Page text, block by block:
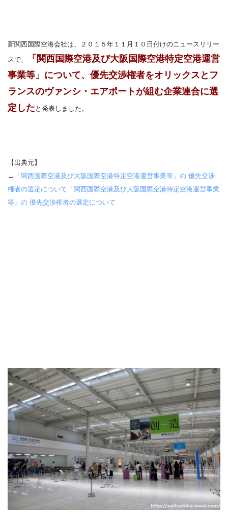
新関西国際空港会社は、２０１５年１１月１０日付けのニュースリリー
スで、
「関西国際空港及び大阪国際空港特定空港運営
事業等」について、優先交渉権者をオリックスとフ
ランスのヴァンシ・エアポートが組む企業連合に選
定した と発表しました。
【出典元】
→ 「関西国際空港及び大阪国際空港特定空港運営事業等」の 優先交渉
権者の選定について「関西国際空港及び大阪国際空港特定空港運営事業
等」の 優先交渉権者の選定について